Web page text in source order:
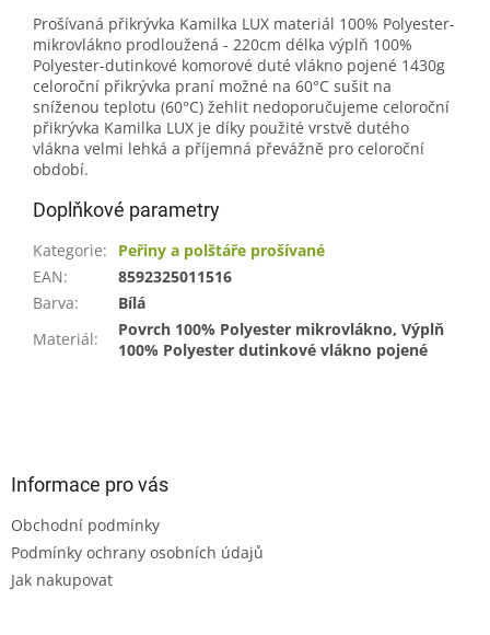
Prošívaná přikrývka Kamilka LUX materiál 100% Polyester-
mikrovlákno prodloužená - 220cm délka výplň 100%
Polyester-dutinkové komorové duté vlákno pojené 1430g
celoroční přikrývka praní možné na 60°C sušit na
sníženou teplotu (60°C) žehlit nedoporučujeme celoroční
přikrývka Kamilka LUX je díky použité vrstvě dutého
vlákna velmi lehká a příjemná převážně pro celoroční
období.
Doplňkové parametry
Kategorie:
Peřiny a polštáře prošívané
EAN:
8592325011516
Barva:
Bílá
Materiál:
Povrch 100% Polyester mikrovlákno, Výplň
100% Polyester dutinkové vlákno pojené
Informace pro vás
Obchodní podmínky
Podmínky ochrany osobních údajů
Jak nakupovat